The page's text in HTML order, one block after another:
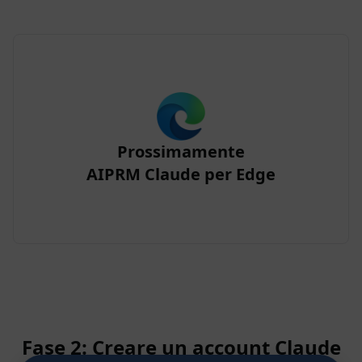
Prossimamente
AIPRM Claude per Edge
Fase 2: Creare un account Claude